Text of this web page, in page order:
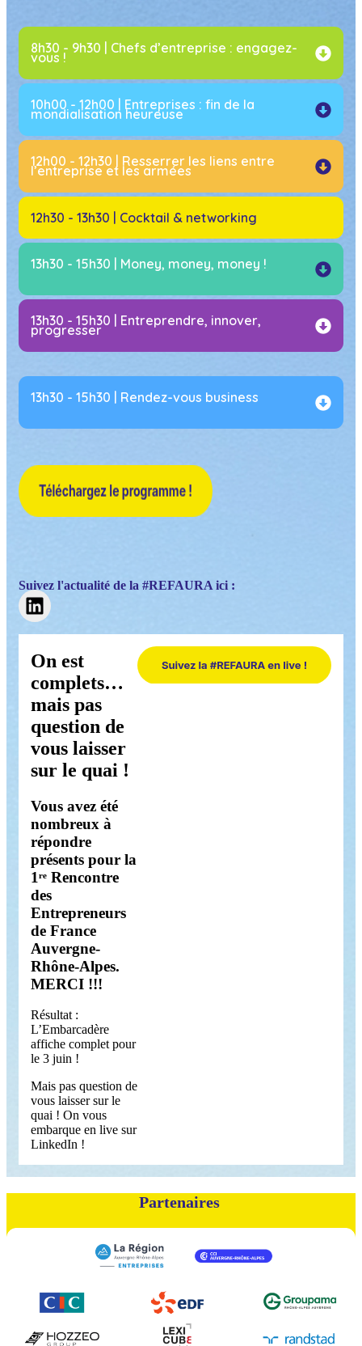
8h30 - 9h30 | Chefs d’entreprise : engagez-
vous !
10h00 - 12h00 | Entreprises : fin de la
mondialisation heureuse
12h00 - 12h30 | Resserrer les liens entre
l’entreprise et les armées
12h30 - 13h30 | Cocktail & networking
13h30 - 15h30 | Money, money, money !
13h30 - 15h30 | Entreprendre, innover,
progresser
13h30 - 15h30 | Rendez-vous business
Suivez l'actualité de la #REFAURA ici :
On est
complets…
mais pas
question de
vous laisser
sur le quai !
Vous avez été
nombreux à
répondre
présents pour la
1ʳᵉ Rencontre
des
Entrepreneurs
de France
Auvergne-
Rhône-Alpes.
MERCI !!!
Résultat :
L’Embarcadère
affiche complet pour
le 3 juin !
Mais pas question de
vous laisser sur le
quai ! On vous
embarque en live sur
LinkedIn !
Partenaires